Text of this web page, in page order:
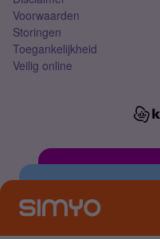
Voorwaarden
Storingen
Toegankelijkheid
Veilig online